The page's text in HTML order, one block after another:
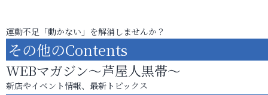
運動不足「動かない」を解消しませんか？
その他のContents
WEBマガジン～芦屋人黒帯～
新店やイベント情報、最新トピックス